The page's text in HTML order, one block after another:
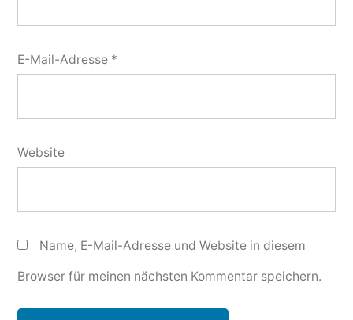
E-Mail-Adresse *
Website
Name, E-Mail-Adresse und Website in diesem
Browser für meinen nächsten Kommentar speichern.